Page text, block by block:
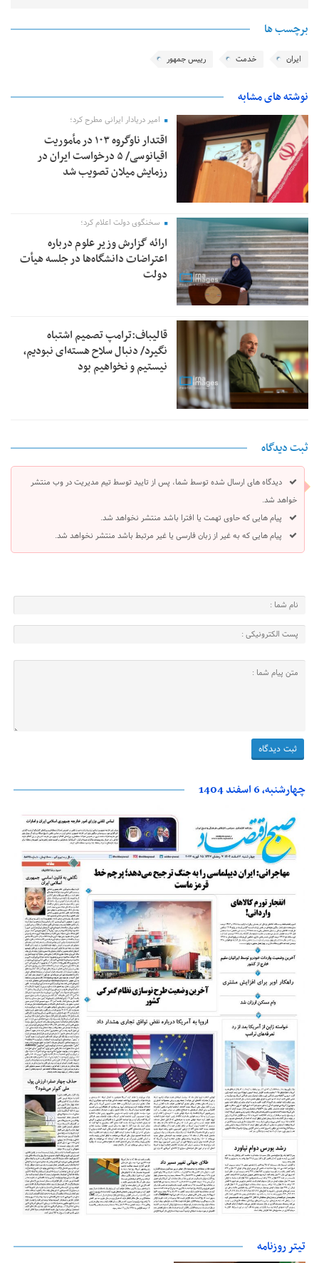
برچسب ها
ایران خدمت رییس جمهور
نوشته های مشابه
امیر دریادار ایرانی مطرح کرد؛
اقتدار ناوگروه ۱۰۳ در مأموریت‌
اقیانوسی/ ۵ درخواست ایران در
رزمایش میلان تصویب شد
سخنگوی دولت اعلام کرد؛
ارائه گزارش وزیر علوم درباره
اعتراضات دانشگاه‌ها در جلسه هیأت
دولت
قالیباف:ترامپ تصمیم اشتباه
نگیرد/ دنبال سلاح هسته‌ای نبودیم،
نیستیم و نخواهیم بود
ثبت دیدگاه
دیدگاه های ارسال شده توسط شما، پس از تایید توسط تیم مدیریت در وب منتشر
خواهد شد.
پیام هایی که حاوی تهمت یا افترا باشد منتشر نخواهد شد.
پیام هایی که به غیر از زبان فارسی یا غیر مرتبط باشد منتشر نخواهد شد.
چهارشنبه، 6 اسفند 1404
تیتر روزنامه